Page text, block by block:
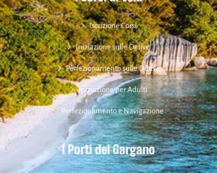
Iscrizione Corsi
Iniziazione sulle Derive
Perfezionamento sulle Derive
Iniziazione per Adulti
Perfezionamento e Navigazione
I Porti del Gargano